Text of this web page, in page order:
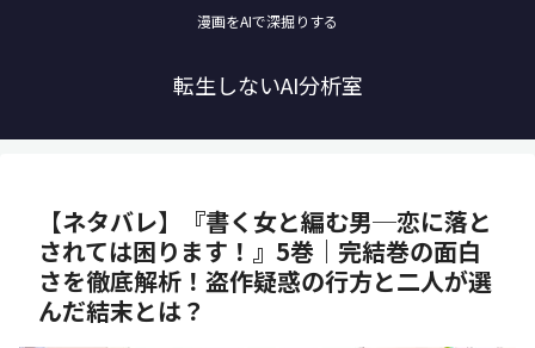
漫画をAIで深掘りする
転生しないAI分析室
【ネタバレ】『書く女と編む男─恋に落と
されては困ります！』5巻｜完結巻の面白
さを徹底解析！盗作疑惑の行方と二人が選
んだ結末とは？